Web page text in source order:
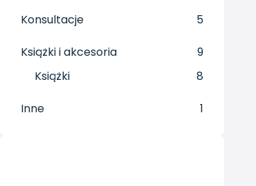
Konsultacje 5
Książki i akcesoria
9
Książki
8
Inne 1